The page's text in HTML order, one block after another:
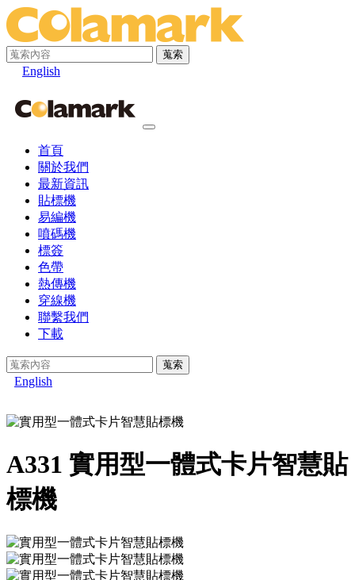
蒐索
English
首頁
關於我們
最新資訊
貼標機
易編機
噴碼機
標簽
色帶
熱傳機
穿線機
聯繫我們
下載
蒐索
English
A331 實用型一體式卡片智慧貼
標機